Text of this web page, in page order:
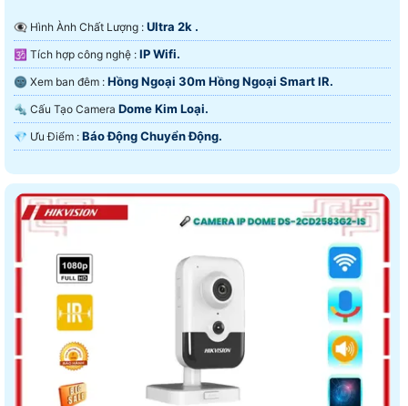
👁️‍🗨 Hình Ành Chất Lượng : Ultra 2k .
🕉️ Tích hợp công nghệ : IP Wifi.
🌚 Xem ban đêm : Hồng Ngoại 30m Hồng Ngoại Smart IR.
🔩 Cấu Tạo Camera Dome Kim Loại.
️💎 Ưu Điểm : Báo Động Chuyển Động.